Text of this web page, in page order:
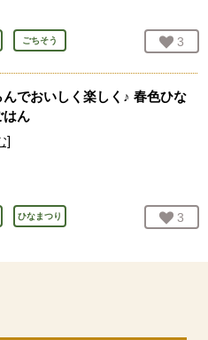
ごちそう お気
3
でおいしく楽しく♪ 春色ひな
はん
]
ひなまつり お気
3